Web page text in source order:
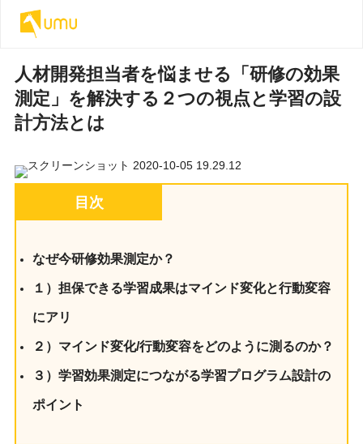
人材開発担当者を悩ませる「研修の効果
測定」を解決する２つの視点と学習の設
計方法とは
目次
なぜ今研修効果測定か？
１）担保できる学習成果はマインド変化と行動変容
にアリ
２）マインド変化/行動変容をどのように測るのか？
３）学習効果測定につながる学習プログラム設計の
ポイント